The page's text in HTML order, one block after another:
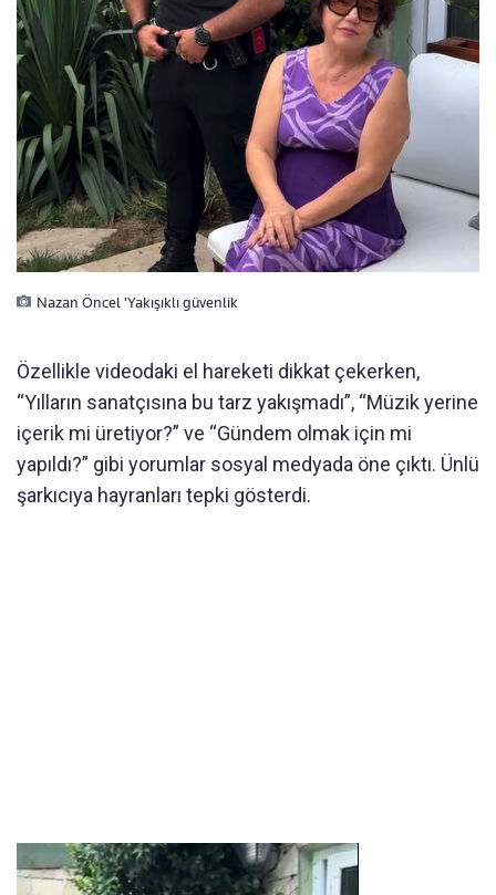
Nazan Öncel 'Yakışıklı güvenlik
Özellikle videodaki el hareketi dikkat çekerken,
“Yılların sanatçısına bu tarz yakışmadı”, “Müzik yerine
içerik mi üretiyor?” ve “Gündem olmak için mi
yapıldı?” gibi yorumlar sosyal medyada öne çıktı. Ünlü
şarkıcıya hayranları tepki gösterdi.